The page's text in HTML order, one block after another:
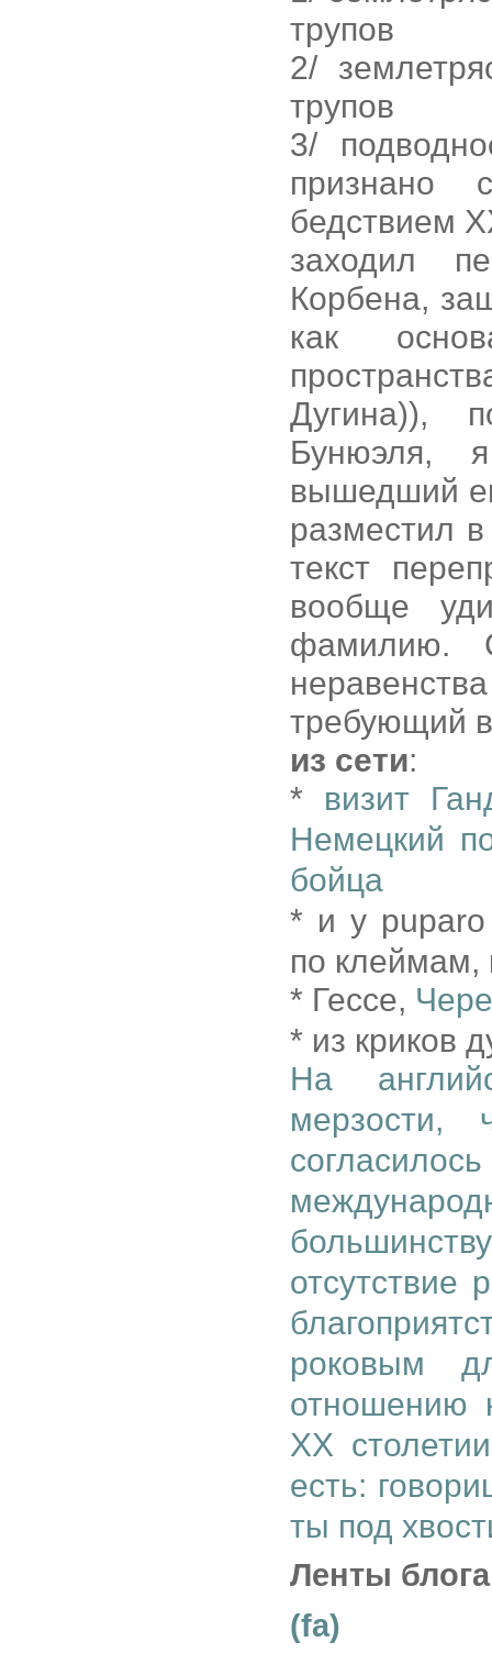
трупов
2/
трупов
3/
признано
бедствием
заходил
Корбена,
как
Дугина)),
Бунюэля,
вышедший
разместил
текст
вообще
фамилию.
требующий
из сети:
* визит
Немецкий
бойца
* и у
по клеймам,
* Гессе,
* из криков
На
мерзости,
отсутствие
роковым
отношению
ХХ
есть:
ты под
Ленты
(fa)